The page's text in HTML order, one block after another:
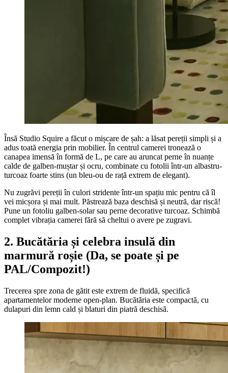
Însă Studio Squire a făcut o mișcare de șah: a lăsat pereții simpli și a
adus toată energia prin mobilier. În centrul camerei tronează o
canapea imensă în formă de L, pe care au aruncat perne în nuanțe
calde de galben-muștar și ocru, combinate cu fotolii într-un albastru-
turcoaz foarte stins (un bleu-ou de rață extrem de elegant).
Nu zugrăvi pereții în culori stridente într-un spațiu mic pentru că îl
vei micșora și mai mult. Păstrează baza deschisă și neutră, dar riscă!
Pune un fotoliu galben-solar sau perne decorative turcoaz. Schimbă
complet vibrația camerei fără să cheltui o avere pe zugravi.
2. Bucătăria și celebra insulă din
marmură roșie (Da, se poate și pe
PAL/Compozit!)
Trecerea spre zona de gătit este extrem de fluidă, specifică
apartamentelor moderne open-plan. Bucătăria este compactă, cu
dulapuri din lemn cald și blaturi din piatră deschisă.